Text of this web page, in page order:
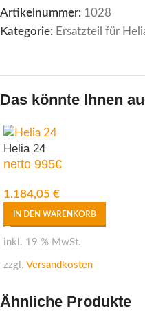
Artikelnummer: 1028
Kategorie: Ersatzteil für
Das könnte Ihnen
Helia 24
netto 995€
1.184,05 €
IN DEN WARENKORB
inkl. 19 % MwSt.
zzgl. Versandkosten
Ähnliche Produkte